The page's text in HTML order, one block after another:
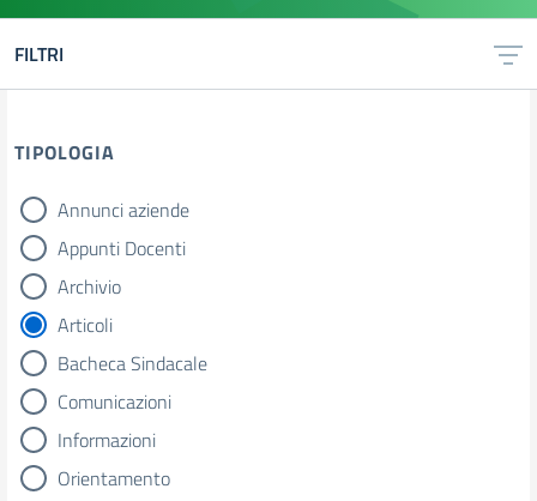
FILTRI
TIPOLOGIA
tipologia di articoli
Annunci aziende
Appunti Docenti
Archivio
Articoli
Bacheca Sindacale
Comunicazioni
Informazioni
Orientamento